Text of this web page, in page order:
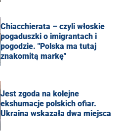
Chiacchierata – czyli włoskie
pogaduszki o imigrantach i
pogodzie. "Polska ma tutaj
znakomitą markę"
Jest zgoda na kolejne
ekshumacje polskich ofiar.
Ukraina wskazała dwa miejsca